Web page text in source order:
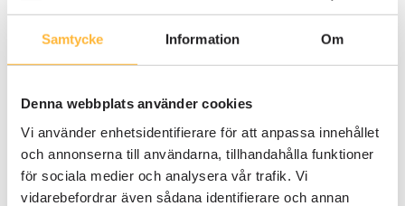
Samtycke Information Om
Denna webbplats använder cookies
Vi använder enhetsidentifierare för att anpassa innehållet
och annonserna till användarna, tillhandahålla funktioner
för sociala medier och analysera vår trafik. Vi
vidarebefordrar även sådana identifierare och annan
KUNDER 1 MIN LÄSNING
Ett gemensamt arbetssätt för två
standarder och en vardag